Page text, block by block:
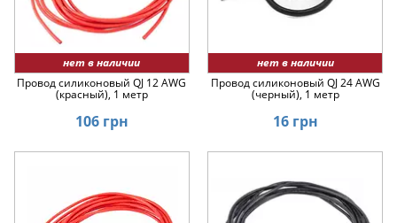
нет в наличии
Провод силиконовый QJ 12 AWG
(красный), 1 метр
106 грн
нет в наличии
Провод силиконовый QJ 24 AWG
(черный), 1 метр
16 грн